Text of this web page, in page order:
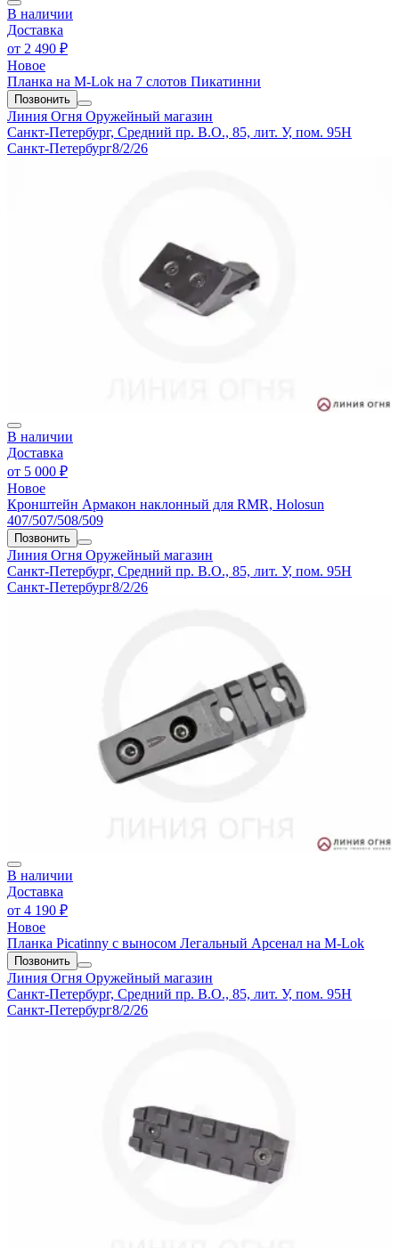
В наличии
Доставка
от 2 490 ₽
Новое
Планка на M-Lok на 7 слотов Пикатинни
Позвонить
Линия Огня Оружейный магазин
Санкт-Петербург, Средний пр. В.О., 85, лит. У, пом. 95Н
Санкт-Петербург8/2/26
В наличии
Доставка
от 5 000 ₽
Новое
Кронштейн Армакон наклонный для RMR, Holosun
407/507/508/509
Позвонить
Линия Огня Оружейный магазин
Санкт-Петербург, Средний пр. В.О., 85, лит. У, пом. 95Н
Санкт-Петербург8/2/26
В наличии
Доставка
от 4 190 ₽
Новое
Планка Picatinny с выносом Легальный Арсенал на M-Lok
Позвонить
Линия Огня Оружейный магазин
Санкт-Петербург, Средний пр. В.О., 85, лит. У, пом. 95Н
Санкт-Петербург8/2/26